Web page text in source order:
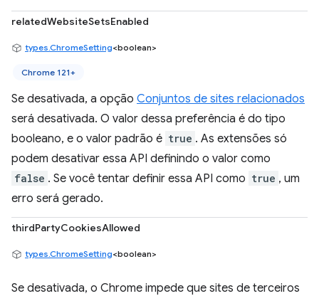
relatedWebsiteSetsEnabled
types.ChromeSetting<boolean>
Chrome 121+
Se desativada, a opção Conjuntos de sites relacionados
será desativada. O valor dessa preferência é do tipo
booleano, e o valor padrão é true . As extensões só
podem desativar essa API definindo o valor como
false . Se você tentar definir essa API como true , um
erro será gerado.
thirdPartyCookiesAllowed
types.ChromeSetting<boolean>
Se desativada, o Chrome impede que sites de terceiros